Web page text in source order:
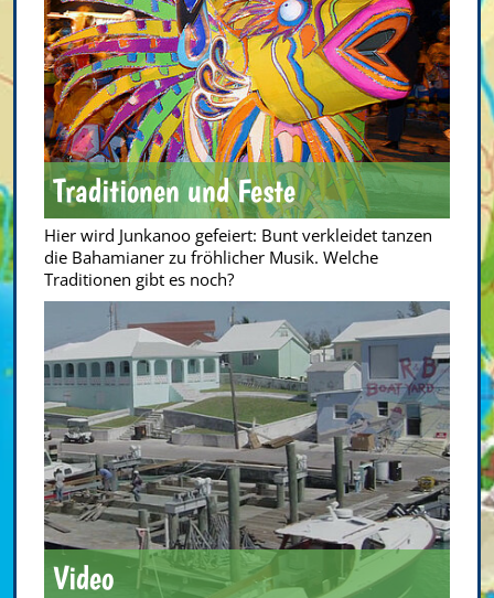
Traditionen und Feste
Hier wird Junkanoo gefeiert: Bunt verkleidet tanzen
die Bahamianer zu fröhlicher Musik. Welche
Traditionen gibt es noch?
Video